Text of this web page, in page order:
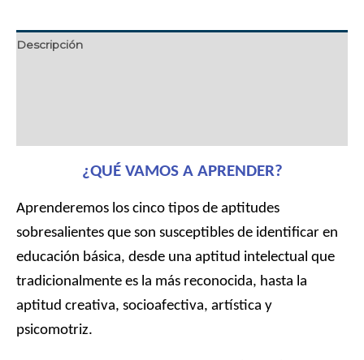
Descripción
¿QUÉ VAMOS A APRENDER?
Aprenderemos los cinco tipos de aptitudes
sobresalientes que son susceptibles de identificar en
educación básica, desde una aptitud intelectual que
tradicionalmente es la más reconocida, hasta la
aptitud creativa, socioafectiva, artística y
psicomotriz.